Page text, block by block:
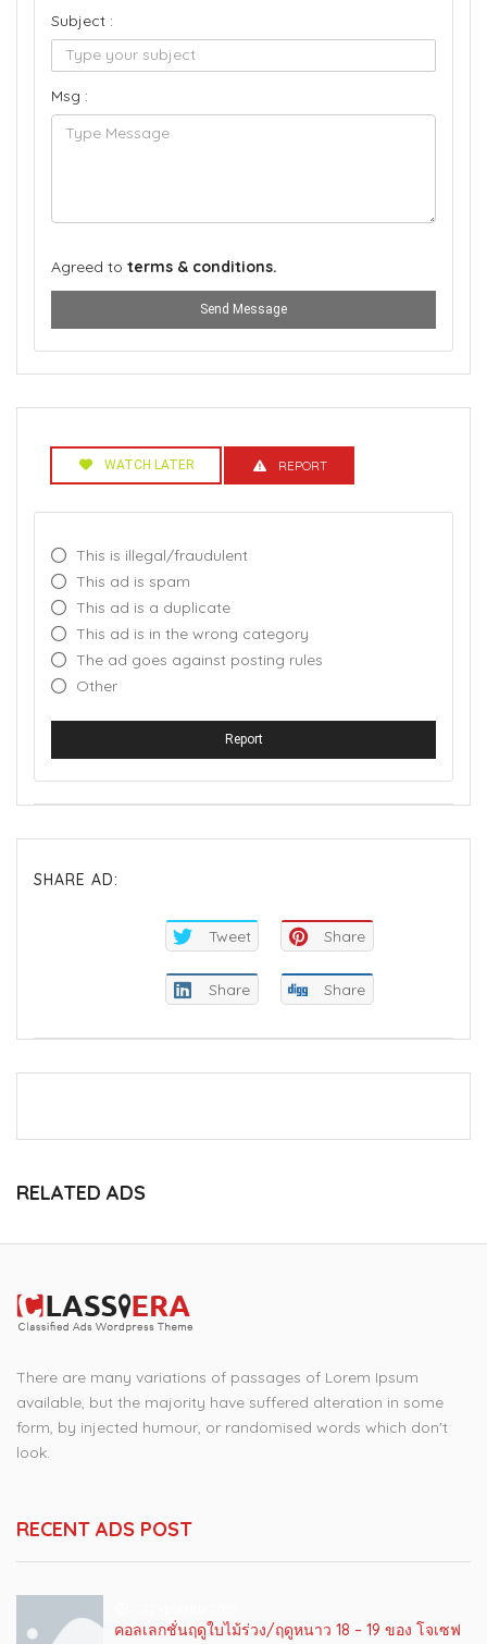
Subject :
Msg :
Agreed to terms & conditions.
Send Message
WATCH LATER REPORT
This is illegal/fraudulent
This ad is spam
This ad is a duplicate
This ad is in the wrong category
The ad goes against posting rules
Other
Report
SHARE AD:
Tweet Share
Share Share
RELATED ADS
There are many variations of passages of Lorem Ipsum
available, but the majority have suffered alteration in some
form, by injected humour, or randomised words which don't
look.
RECENT ADS POST
คอลเลกชั่นฤดูใบไม้ร่วง/ฤดูหนาว 18 – 19 ของ โจเซฟ